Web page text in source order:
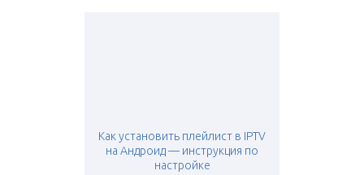
Как установить плейлист в IPTV
на Андроид — инструкция по
настройке